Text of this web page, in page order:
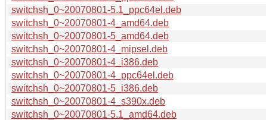
switchsh_0~20070801-5.1_ppc64el.deb
switchsh_0~20070801-4_amd64.deb
switchsh_0~20070801-5_amd64.deb
switchsh_0~20070801-4_mipsel.deb
switchsh_0~20070801-4_i386.deb
switchsh_0~20070801-4_ppc64el.deb
switchsh_0~20070801-5_i386.deb
switchsh_0~20070801-4_s390x.deb
switchsh_0~20070801-5.1_amd64.deb